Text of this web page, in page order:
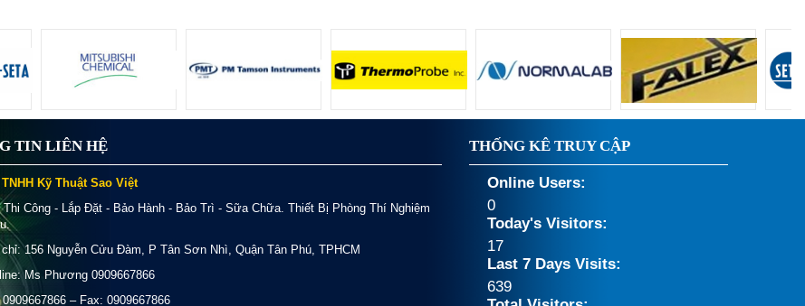
TIN LIÊN HỆ
Kỹ Thuật Sao Việt
Công - Lắp Đặt - Bảo Hành - Bảo Trì - Sữa Chữa. Thiết Bị Phòng Thí Nghiệm
156 Nguyễn Cửu Đàm, P Tân Sơn Nhì, Quận Tân Phú, TPHCM
Ms Phương 0909667866
– Fax: 0909667866
THỐNG KÊ TRUY CẬP
Online Users:
0
Today's Visitors:
17
Last 7 Days Visits:
639